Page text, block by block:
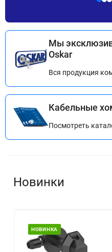
Мы
Oskar
Вся продукция
Кабельные
Посмотреть
Новинки
НОВИНКА